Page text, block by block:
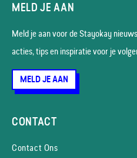
MELD JE AAN
Meld je aan voor de Stayokay
acties, tips en inspiratie voor je
MELD JE AAN
CONTACT
Contact Ons